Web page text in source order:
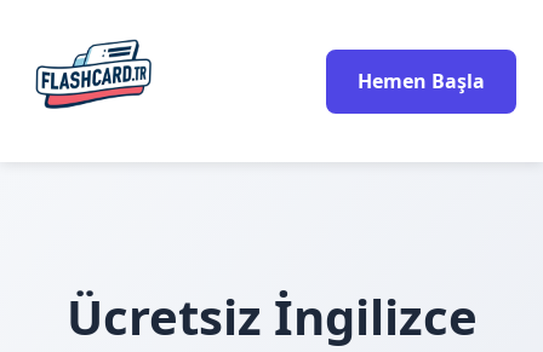
Hemen Başla
Ücretsiz İngilizce